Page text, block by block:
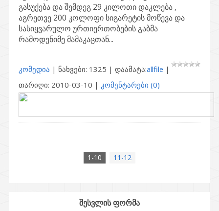
გასუქება და შემდეგ 29 კილოთი დაკლება ,
აგრეთვე 200 კოლოფი სიგარეტის მოწევა და
სასიყვარულო ურთიერთობების გაბმა
რამოდენიმე მამაკაცთან...
კომედია | ნახვები: 1325 | დაამატა:allfile |
თარიღი: 2010-03-10 | კომენტარები (0)
1-10 11-12
შესვლის ფორმა